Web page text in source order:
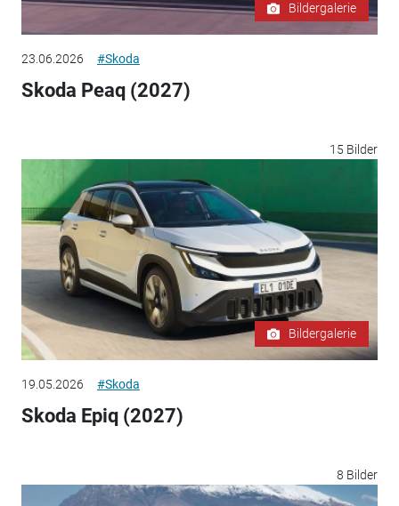
Bildergalerie
23.06.2026 #Skoda
Skoda Peaq (2027)
15 Bilder
Bildergalerie
19.05.2026 #Skoda
Skoda Epiq (2027)
8 Bilder